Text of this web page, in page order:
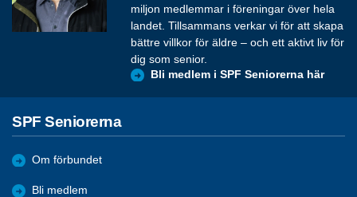
miljon medlemmar i föreningar över hela
landet. Tillsammans verkar vi för att skapa
bättre villkor för äldre – och ett aktivt liv för
dig som senior.
Bli medlem i SPF Seniorerna här
SPF Seniorerna
Om förbundet
Bli medlem